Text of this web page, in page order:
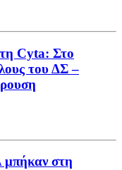
Cyta: Στο
του ΔΣ –
μπήκαν στη